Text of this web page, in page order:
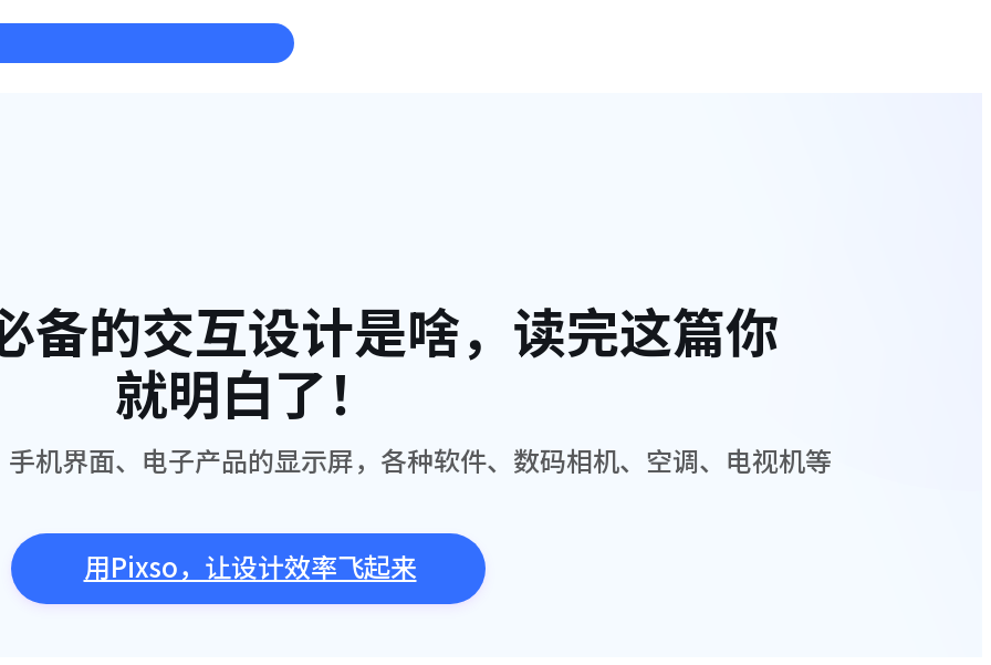
备的交互设计是啥，读完这篇你
就明白了！
机界面、电子产品的显示屏，各种软件、数码相机、空调、电视机等
用Pixso，让设计效率飞起来